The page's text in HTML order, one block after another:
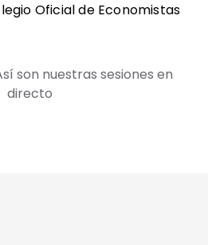
Oficial de Economistas
son nuestras sesiones en
directo